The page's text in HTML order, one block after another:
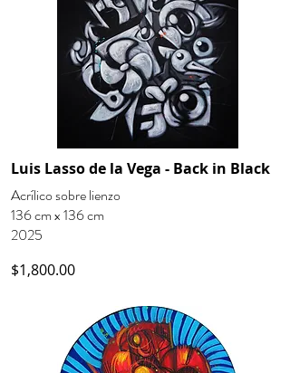
Luis Lasso de la Vega - Back in Black
Acrílico sobre lienzo
136 cm x 136 cm
2025
$1,800.00